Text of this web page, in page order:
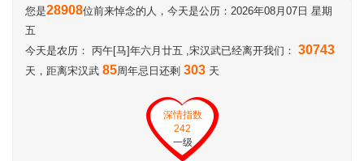
您是28908位前来悼念的人，今天是公历：2026年08月07日 星期
五
今天是农历： 丙午[马]年六月廿五 ,宋汉武已经离开我们： 30743
天，距离宋汉武 85周年忌日还剩 303 天
深情指数
242
一级